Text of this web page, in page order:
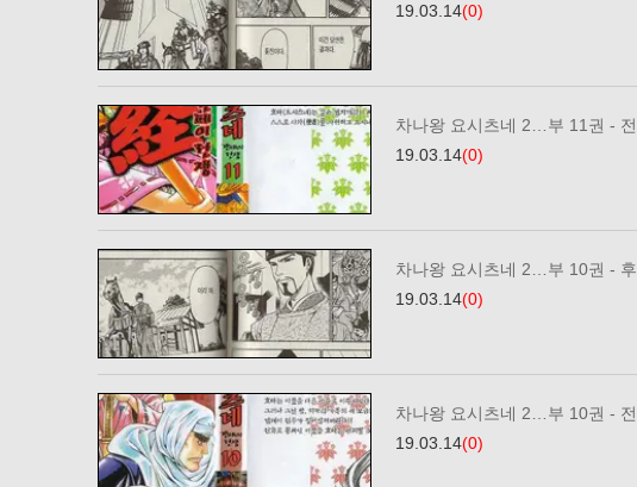
19.03.14(0)
차나왕 요시츠네 2…부 11권 - 전
19.03.14(0)
차나왕 요시츠네 2…부 10권 - 후
19.03.14(0)
차나왕 요시츠네 2…부 10권 - 전
19.03.14(0)